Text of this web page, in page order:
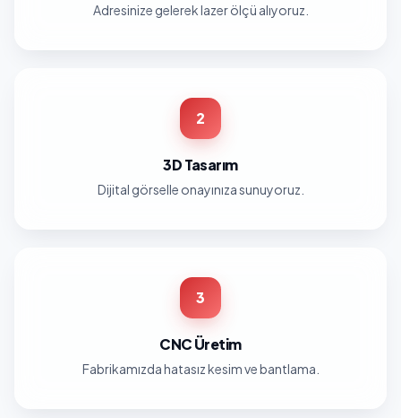
Adresinize gelerek lazer ölçü alıyoruz.
2
3D Tasarım
Dijital görselle onayınıza sunuyoruz.
3
CNC Üretim
Fabrikamızda hatasız kesim ve bantlama.